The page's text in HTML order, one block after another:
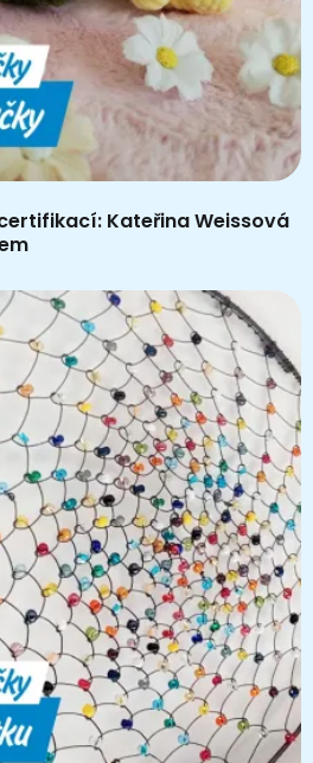
Kateřina Weissová